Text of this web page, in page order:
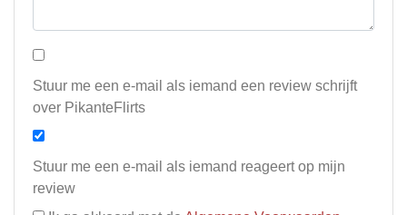
Stuur me een e-mail als iemand een review schrijft
over PikanteFlirts
Stuur me een e-mail als iemand reageert op mijn
review